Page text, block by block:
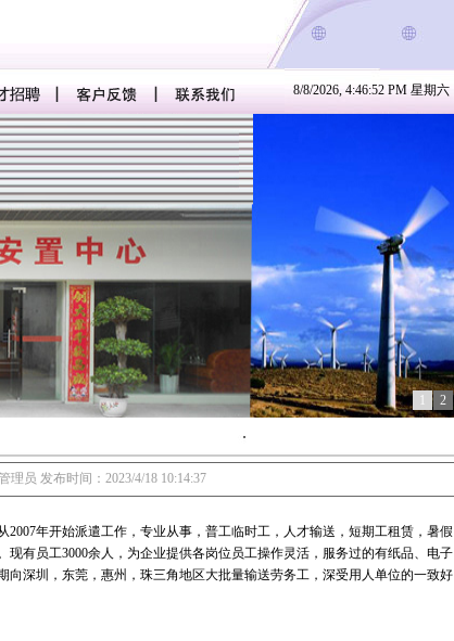
8/8/2026, 4:46:53 PM 星期六
2
理员 发布时间：2023/4/18 10:14:37
年开始派遣工作，专业从事，普工临时工，人才输送，短期工租赁，暑假
有员工3000余人，为企业提供各岗位员工操作灵活，服务过的有纸品、电子
向深圳，东莞，惠州，珠三角地区大批量输送劳务工，深受用人单位的一致好